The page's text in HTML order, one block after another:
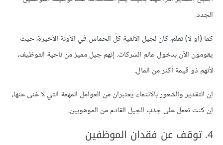
الجدد.
كما (أو لا) تعلم، كان لجيل الألفية كلّ الحماس في الآونة الأخيرة، حيث
يقومون الآن بدخول عالم الشركات. إنهم جيل مميز من ناحية التوظيف،
لأنهم ذو قيمة أكثر من المال.
إن التقدير والشعور بالانتماء يعتبران من العوامل المهمة التي لا غنى عنها،
إن كنت تعمل على جذب الجيل القادم من الموهوبين.
4. توقف عن فقدان الموظفين